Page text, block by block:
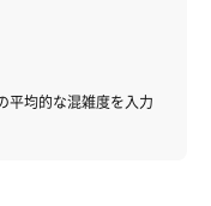
平均的な混雑度を入力